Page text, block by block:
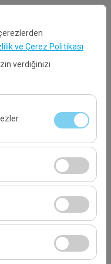
ve Çerez Politikası
verdiğinizi
güvenlik,
gereklidir. Devre
(ziyaretçi sayısı,
davranışları)
sitesi
sürekli
kişiselleştirilmiş
ölçmemize